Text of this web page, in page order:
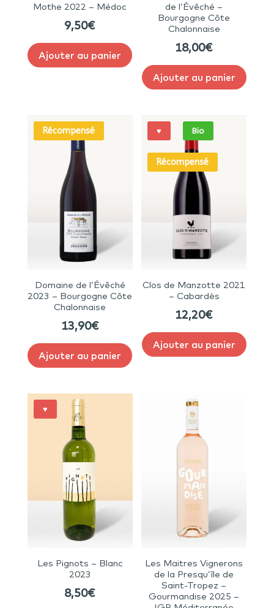
Mothe 2022 – Médoc
9,50€
Ajouter au panier
de l’Évêché –
Bourgogne Côte
Chalonnaise
18,00€
Ajouter au panier
Récompensé
Domaine de l’Évêché
2023 – Bourgogne Côte
Chalonnaise
13,90€
Ajouter au panier
♥ Bio
Récompensé
Clos de Manzotte 2021
– Cabardès
12,20€
Ajouter au panier
♥
Les Pignots – Blanc
2023
8,50€
Les Maitres Vignerons
de la Presqu’île de
Saint-Tropez –
Gourmandise 2025 –